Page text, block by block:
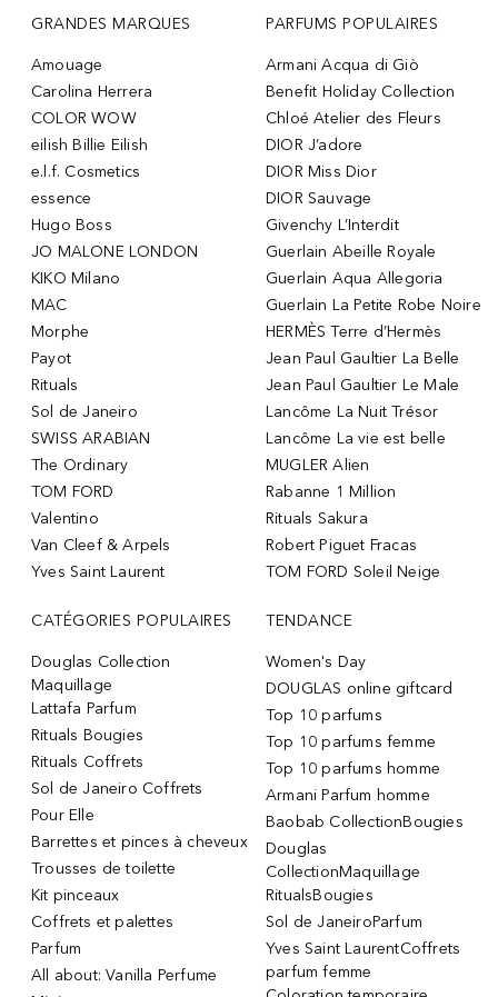
GRANDES MARQUES
Amouage
Carolina Herrera
COLOR WOW
eilish Billie Eilish
e.l.f. Cosmetics
essence
Hugo Boss
JO MALONE LONDON
KIKO Milano
MAC
Morphe
Payot
Rituals
Sol de Janeiro
SWISS ARABIAN
The Ordinary
TOM FORD
Valentino
Van Cleef & Arpels
Yves Saint Laurent
PARFUMS POPULAIRES
Armani Acqua di Giò
Benefit Holiday Collection
Chloé Atelier des Fleurs
DIOR J’adore
DIOR Miss Dior
DIOR Sauvage
Givenchy L’Interdit
Guerlain Abeille Royale
Guerlain Aqua Allegoria
Guerlain La Petite Robe Noire
HERMÈS Terre d’Hermès
Jean Paul Gaultier La Belle
Jean Paul Gaultier Le Male
Lancôme La Nuit Trésor
Lancôme La vie est belle
MUGLER Alien
Rabanne 1 Million
Rituals Sakura
Robert Piguet Fracas
TOM FORD Soleil Neige
CATÉGORIES POPULAIRES
Douglas Collection
Maquillage
Lattafa Parfum
Rituals Bougies
Rituals Coffrets
Sol de Janeiro Coffrets
Pour Elle
Barrettes et pinces à cheveux
Trousses de toilette
Kit pinceaux
Coffrets et palettes
Parfum
All about: Vanilla Perfume
TENDANCE
Women's Day
DOUGLAS online giftcard
Top 10 parfums
Top 10 parfums femme
Top 10 parfums homme
Armani Parfum homme
Baobab CollectionBougies
Douglas
CollectionMaquillage
RitualsBougies
Sol de JaneiroParfum
Yves Saint LaurentCoffrets
parfum femme